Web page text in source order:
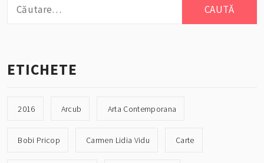
după:
ETICHETE
2016 Arcub Arta Contemporana
Bobi Pricop Carmen Lidia Vidu Carte